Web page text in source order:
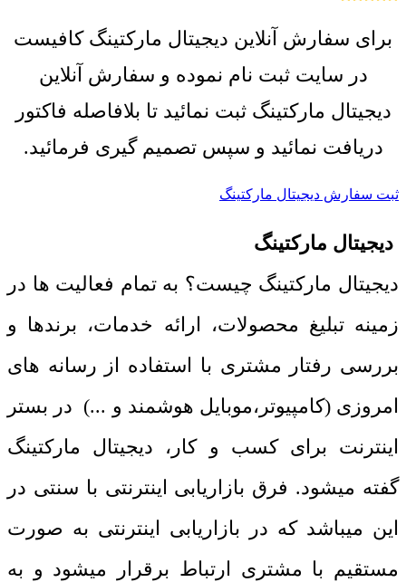
برای سفارش آنلاین دیجیتال مارکتینگ کافیست
در سایت ثبت نام نموده و سفارش آنلاین
دیجیتال مارکتینگ ثبت نمائید تا بلافاصله فاکتور
دریافت نمائید و سپس تصمیم گیری فرمائید.
ثبت سفارش دیجیتال مارکتینگ
دیجیتال مارکتینگ
دیجیتال مارکتینگ چیست؟ به تمام فعالیت ها در
زمینه تبلیغ محصولات، ارائه خدمات، برندها و
بررسی رفتار مشتری با استفاده از رسانه های
امروزی (کامپیوتر،موبایل هوشمند و ...) در بستر
اینترنت برای کسب و کار، دیجیتال مارکتینگ
گفته میشود. فرق بازاریابی اینترنتی با سنتی در
این میباشد که در بازاریابی اینترنتی به صورت
مستقیم با مشتری ارتباط برقرار میشود و به